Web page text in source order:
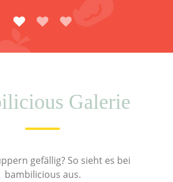
Galerie
gefällig? So sieht es bei
bambilicious aus.